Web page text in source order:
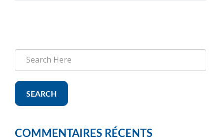
SEARCH
COMMENTAIRES RÉCENTS